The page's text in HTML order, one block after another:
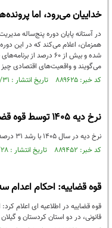
خداییان می‌رود، اما
در آستانه پایان دوره پنج‌ساله
شده و بیش از ۶۰ درصد
می‌گویند و واقعیت‌های اقتصادی
کد خبر: ۸۸۹۶۲۵ تاریخ انتشار : ۱۴۰۵/۰۳/۳۱
نرخ دیه ۱۴۰۵ توسط قوه قضاییه اعلام شد
نرخ دیه در سال ۱۴۰۵ با رشد ۳۱ درصدی از سوی قوه قضائیه اعلام شد.
کد خبر: ۸۸۹۴۵۲ تاریخ انتشار : ۱۴۰۵/۰۳/۲۸
قوه قضاییه: احکام اعدام
قوه قضاییه در اطلاعیه ای اعلام
قانونی، در دو استان کردستان و